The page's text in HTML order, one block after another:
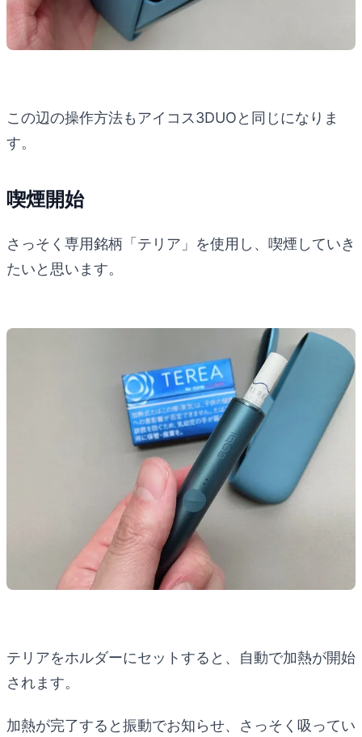
この辺の操作方法もアイコス3DUOと同じになりま
す。
喫煙開始
さっそく専用銘柄「テリア」を使用し、喫煙していき
たいと思います。
テリアをホルダーにセットすると、自動で加熱が開始
されます。
加熱が完了すると振動でお知らせ、さっそく吸ってい